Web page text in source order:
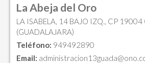
La Abeja del Oro
LA ISABELA, 14 BAJO IZQ., CP
(GUADALAJARA)
Teléfono: 949492890
Email: